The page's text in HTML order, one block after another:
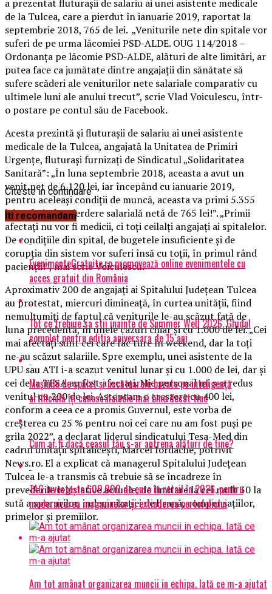
a prezentat fluturaşii de salariu ai unei asistente medicale
de la Tulcea, care a pierdut în ianuarie 2019, raportat la
septembrie 2018, 765 de lei. „Veniturile nete din spitale vor
suferi de pe urma lăcomiei PSD-ALDE. OUG 114/2018 –
Ordonanţa pe lăcomie PSD-ALDE, alături de alte limitări, ar
putea face ca jumătate dintre angajaţii din sănătate să
sufere scăderi ale veniturilor nete salariale comparativ cu
ultimele luni ale anului trecut”, scrie Vlad Voiculescu, într-
o postare pe contul său de Facebook.
Acesta prezintă şi fluturaşii de salariu ai unei asistente
medicale de la Tulcea, angajată la Unitatea de Primiri
Urgenţe, fluturaşi furnizaţi de Sindicatul „Solidaritatea
Sanitară”: „În luna septembrie 2018, aceasta a avut un
venit net de 6.120 lei, iar începând cu ianuarie 2019,
pentru aceleaşi condiţii de muncă, aceasta va primi 5.355
lei, suferind o pierdere salarială netă de 765 lei!”. „Primii
afectaţi nu vor fi medicii, ci toţi ceilalţi angajaţi ai spitalelor.
De condiţiile din spital, de bugetele insuficiente şi de
corupţia din sistem vor suferi însă cu toţii, în primul rând
pacienţii!”, mai scrie Voiculescu.
Aproximativ 200 de angajaţi ai Spitalului Judeţean Tulcea
au protestat, miercuri dimineaţă, în curtea unităţii, fiind
nemulţumiţi de faptul că veniturile le-au scăzut faţă de
luna precedentă, în unele cazuri chiar şi cu 1.000 de lei. „Cei
mai afectaţi sunt cei care fac ture în weekend, dar la toţi
ne-au scăzut salariile. Spre exemplu, unei asistente de la
UPU sau ATI i-a scazut venitul lunar şi cu 1.000 de lei, dar şi
cei de la TESA au fost afectaţi. Mie personal mi s-a redus
venitul cu 200 de lei. Aşteptam o creştere cu 400 lei,
conform a ceea ce a promis Guvernul, este vorba de
creşterea cu 25 % pentru noi cei care nu am fost puşi pe
grila 2022”, a declarat liderul sindicatului Tesa-Med din
cadrul unităţii spitaliceşti, Marcel Iordache, potrivit
News.ro. El a explicat că managerul Spitalului Judeţean
Tulcea le-a transmis că trebuie să se încadreze în
prevederile legislative actuale, de limitare la cel mult 30 la
sută a sporurilor, indemnizaţiei de hrană, compensaţiilor,
primelor şi premiilor.
Citeste in continuare
Iti recomandam
EvenimenteGratuite.ro promovează online evenimentele cu
acces gratuit din România
Tot ce trebuie sa stii inainte de Summer Well 2026. Ghidul
complet pentru editia aniversara de 15 ani
Mașinile de spălat și uscătoarele bazate pe inteligență
artificială îți cunosc hainele mai bine decât tine
Cum ar fi dacă ceasul tău s-ar antrena alături de tine?
TAG investește 500.000 de euro în retail în 2026, pentru
modernizarea magazinelor și extinderea portofoliului
Am tot amânat organizarea muncii in echipa. Iată ce m-a ajutat